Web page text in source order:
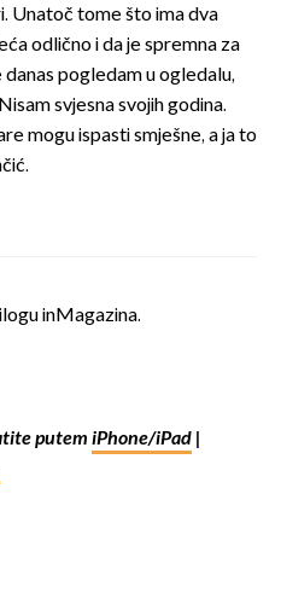
Unatoč tome što ima dva
odlično i da je spremna za
pogledam u ogledalu,
svjesna svojih godina.
mogu ispasti smješne, a ja to
inMagazina.
putem iPhone/iPad |